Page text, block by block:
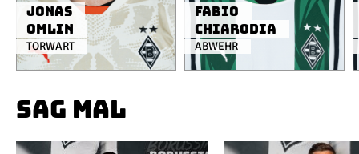
TORWART
Jonas
Omlin
ABWEHR
Fabio
Chiarodia
SAG MAL